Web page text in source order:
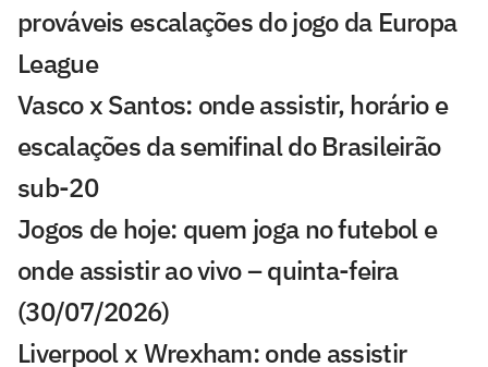
prováveis escalações do jogo da Europa
League
Vasco x Santos: onde assistir, horário e
escalações da semifinal do Brasileirão
sub-20
Jogos de hoje: quem joga no futebol e
onde assistir ao vivo – quinta-feira
(30/07/2026)
Liverpool x Wrexham: onde assistir